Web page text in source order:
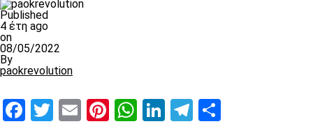
Published
4 έτη ago
on
08/05/2022
By
paokrevolution
Facebook
Twitter
EmailPinterest
WhatsApp
LinkedIn
Telegram